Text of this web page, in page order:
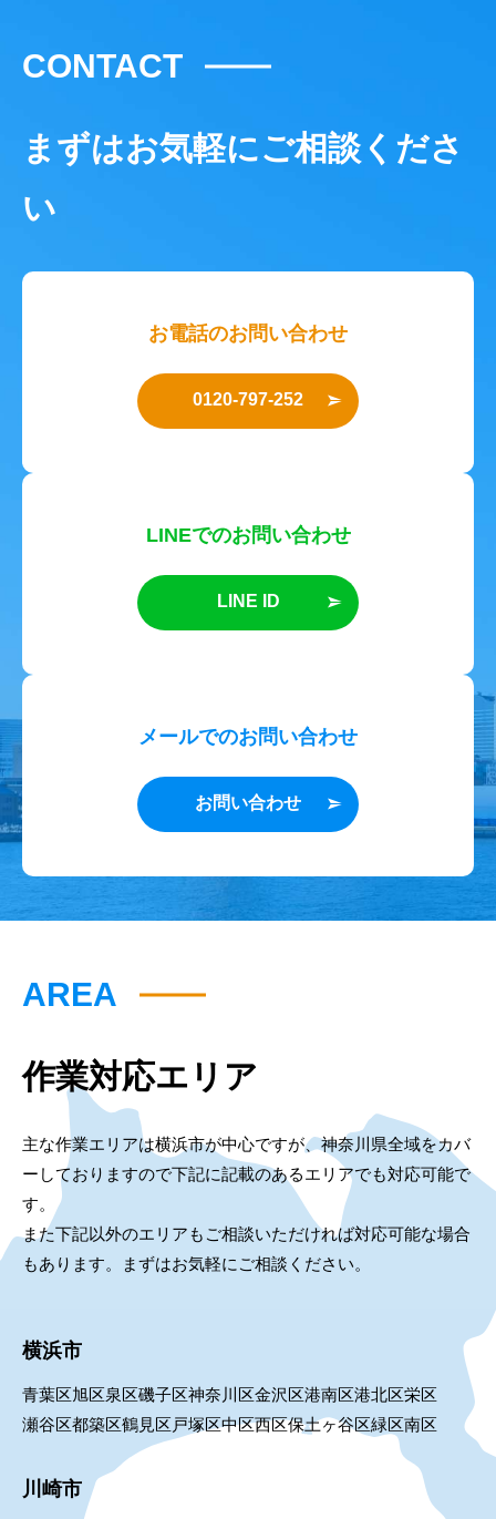
CONTACT
まずはお気軽にご相談くださ
い
お電話のお問い合わせ
0120-797-252
LINEでのお問い合わせ
LINE ID
メールでのお問い合わせ
お問い合わせ
AREA
作業対応エリア
主な作業エリアは横浜市が中心ですが、神奈川県全域をカバ
ーしておりますので下記に記載のあるエリアでも対応可能で
す。
また下記以外のエリアもご相談いただければ対応可能な場合
もあります。まずはお気軽にご相談ください。
横浜市
青葉区旭区泉区磯子区神奈川区金沢区港南区港北区栄区
瀬谷区都築区鶴見区 戸塚区中区西区保土ヶ谷区緑区南区
川崎市